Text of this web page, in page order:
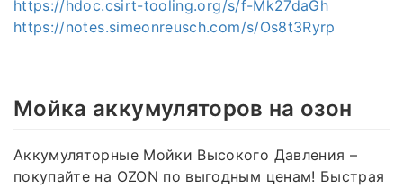
https://hdoc.csirt-tooling.org/s/f-Mk27daGh
https://notes.simeonreusch.com/s/Os8t3Ryrp
Мойка аккумуляторов на озон
Аккумуляторные Мойки Высокого Давления –
покупайте на OZON по выгодным ценам! Быстрая